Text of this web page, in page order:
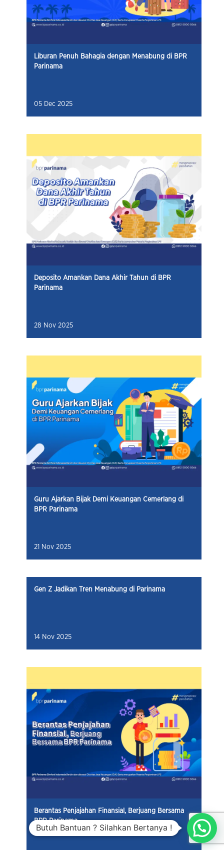
Liburan Penuh Bahagia dengan Menabung di BPR
Parinama
05 Dec 2025
Deposito Amankan Dana Akhir Tahun di BPR
Parinama
28 Nov 2025
Guru Ajarkan Bijak Demi Keuangan Cemerlang di
BPR Parinama
21 Nov 2025
Gen Z Jadikan Tren Menabung di Parinama
14 Nov 2025
Berantas Penjajahan Finansial, Berjuang Bersama
BPR Parinama
Butuh Bantuan ? Silahkan Bertanya !